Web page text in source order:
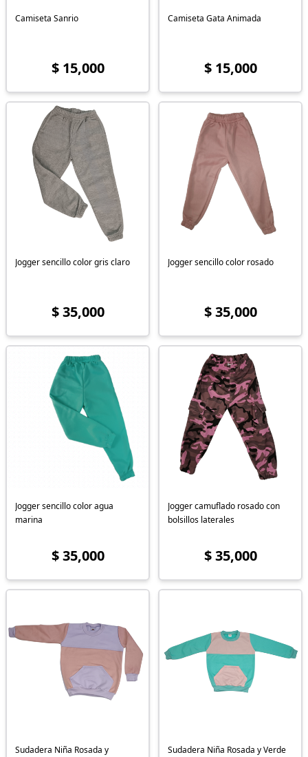
Camiseta Sanrio
$ 15,000
Camiseta Gata Animada
$ 15,000
Jogger sencillo color gris claro
$ 35,000
Jogger sencillo color rosado
$ 35,000
Jogger sencillo color agua
marina
$ 35,000
Jogger camuflado rosado con
bolsillos laterales
$ 35,000
Sudadera Niña Rosada y
Sudadera Niña Rosada y Verde